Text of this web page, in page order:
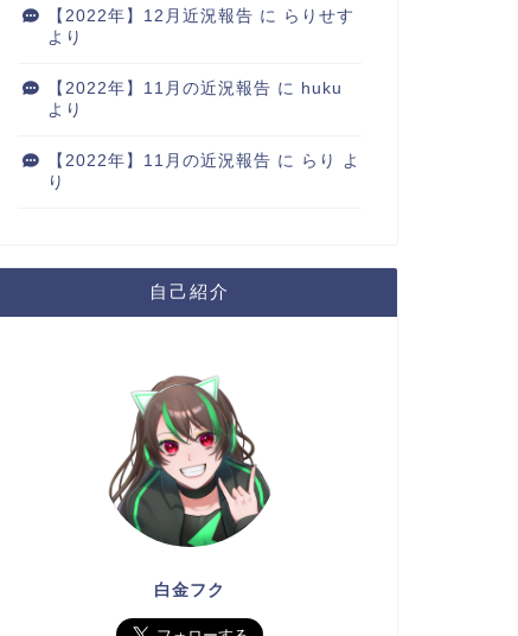
【2022年】12月近況報告 に らりせす
より
【2022年】11月の近況報告 に huku
より
【2022年】11月の近況報告 に らり
よ
り
自己紹介
白金フク